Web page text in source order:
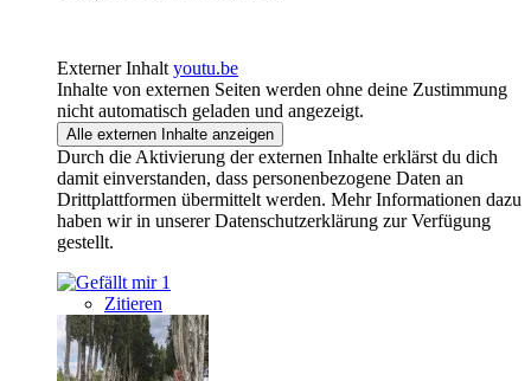
Externer Inhalt youtu.be
Inhalte von externen Seiten werden ohne deine Zustimmung
nicht automatisch geladen und angezeigt.
Alle externen Inhalte anzeigen
Durch die Aktivierung der externen Inhalte erklärst du dich
damit einverstanden, dass personenbezogene Daten an
Drittplattformen übermittelt werden. Mehr Informationen dazu
haben wir in unserer Datenschutzerklärung zur Verfügung
gestellt.
1
Zitieren